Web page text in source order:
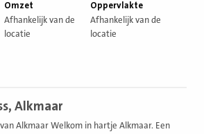
Omzet
Afhankelijk van de
locatie
Oppervlakte
Afhankelijk van de
locatie
Alkmaar
Alkmaar Welkom in hartje Alkmaar. Een